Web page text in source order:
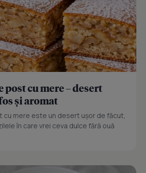
post cu mere – desert
și aromat
cu mere este un desert ușor de făcut,
în care vrei ceva dulce fără ouă